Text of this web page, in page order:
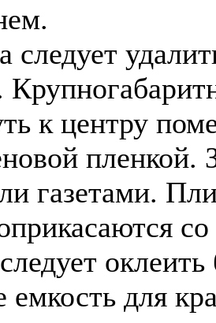
следует
к центру
пленкой.
газетами.
емкость для